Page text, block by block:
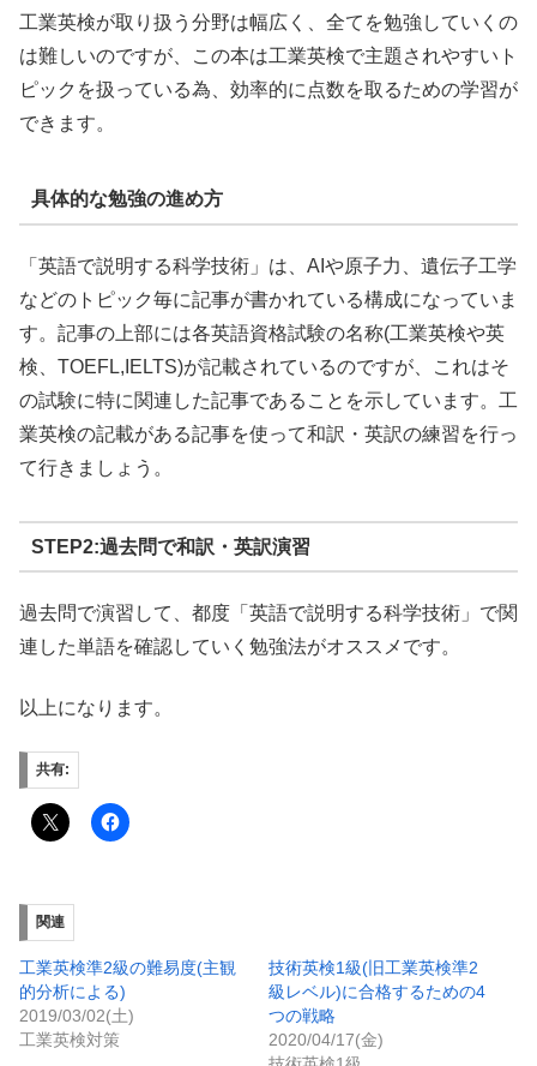
工業英検が取り扱う分野は幅広く、全てを勉強していくの
は難しいのですが、この本は工業英検で主題されやすいト
ピックを扱っている為、効率的に点数を取るための学習が
できます。
具体的な勉強の進め方
「英語で説明する科学技術」は、AIや原子力、遺伝子工学
などのトピック毎に記事が書かれている構成になっていま
す。記事の上部には各英語資格試験の名称(工業英検や英
検、TOEFL,IELTS)が記載されているのですが、これはそ
の試験に特に関連した記事であることを示しています。工
業英検の記載がある記事を使って和訳・英訳の練習を行っ
て行きましょう。
STEP2:過去問で和訳・英訳演習
過去問で演習して、都度「英語で説明する科学技術」で関
連した単語を確認していく勉強法がオススメです。
以上になります。
共有:
関連
工業英検準2級の難易度(主観
的分析による)
2019/03/02(土)
工業英検対策
技術英検1級(旧工業英検準2
級レベル)に合格するための4
つの戦略
2020/04/17(金)